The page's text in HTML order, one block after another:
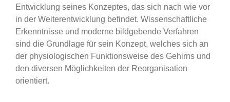
Entwicklung seines Konzeptes, das sich nach wie vor
in der Weiterentwicklung befindet. Wissenschaftliche
Erkenntnisse und moderne bildgebende Verfahren
sind die Grundlage für sein Konzept, welches sich an
der physiologischen Funktionsweise des Gehirns und
den diversen Möglichkeiten der Reorganisation
orientiert.